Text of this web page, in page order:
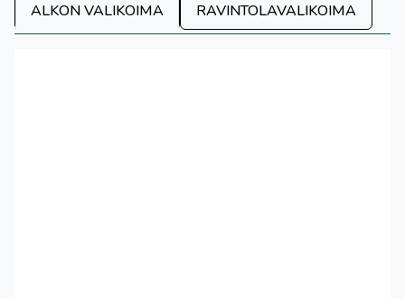
ALKON VALIKOIMA RAVINTOLAVALIKOIMA